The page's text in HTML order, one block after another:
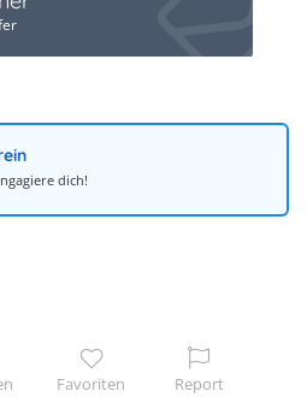
dich!
Favoriten Report